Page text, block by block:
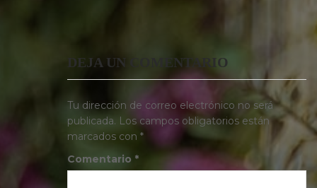
DEJA UN COMENTARIO
Tu dirección de correo electrónico no será
publicada. Los campos obligatorios están
marcados con *
Comentario *